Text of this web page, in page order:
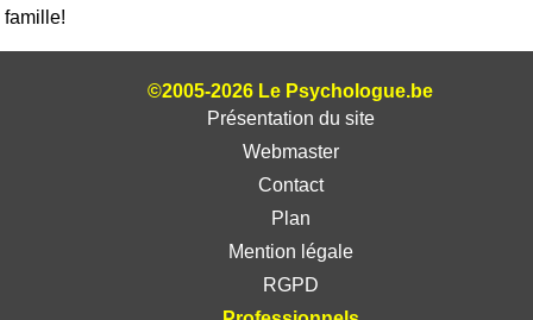
famille!
©2005-2026 Le Psychologue.be
Présentation du site
Webmaster
Contact
Plan
Mention légale
RGPD